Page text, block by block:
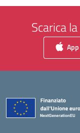
Scarica